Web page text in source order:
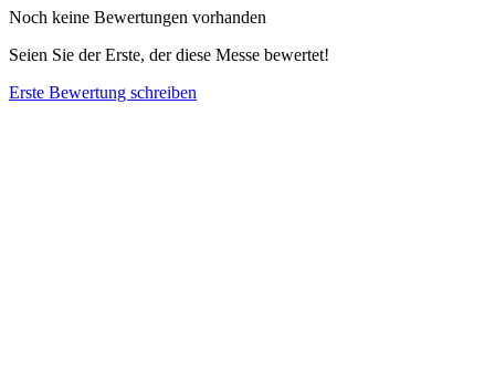
Noch keine Bewertungen vorhanden
Seien Sie der Erste, der diese Messe bewertet!
Erste Bewertung schreiben